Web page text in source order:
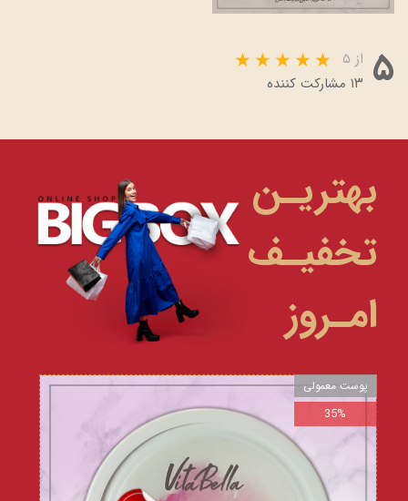
۵ از ۵
۱۳ مشارکت کننده
بهتریـن
تخفیـف
امـروز
پوست معمولی
35%